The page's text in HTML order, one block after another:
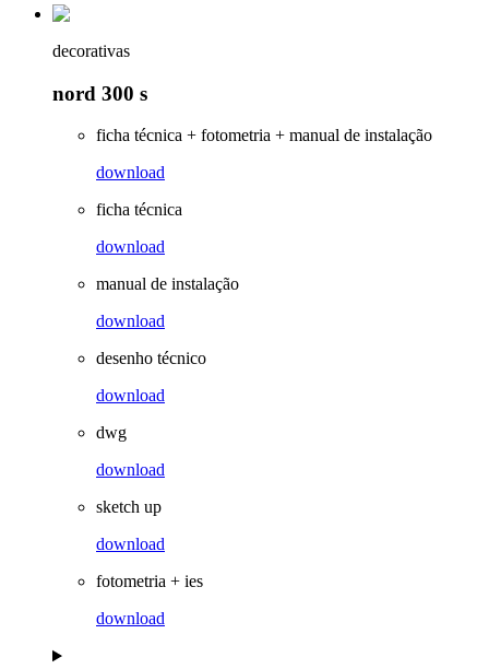
decorativas
nord 300 s
ficha técnica + fotometria + manual de instalação
download
ficha técnica
download
manual de instalação
download
desenho técnico
download
dwg
download
sketch up
download
fotometria + ies
download